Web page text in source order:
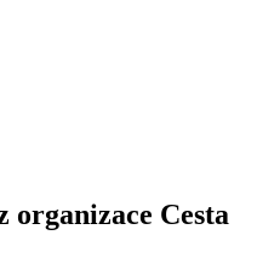
Cesta